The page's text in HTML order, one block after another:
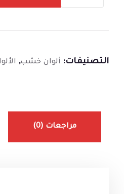
التصنيفات: ألوان خشب,
مراجعات (0)